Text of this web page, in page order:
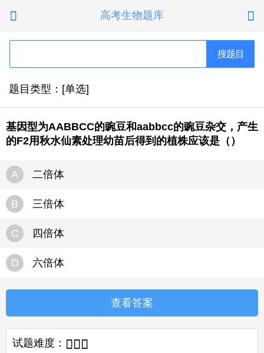
 高考生物题库 
搜题目
题目类型：[单选]
基因型为AABBCC的豌豆和aabbcc的豌豆杂交，产生
的F2用秋水仙素处理幼苗后得到的植株应该是（）
A 二倍体
B 三倍体
C 四倍体
D 六倍体
查看答案
试题难度：   